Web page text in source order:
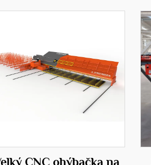
CNC ohýbačka na